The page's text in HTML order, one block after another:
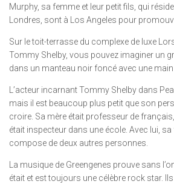
Murphy, sa femme et leur petit fils, qui
Londres, sont à Los Angeles pour
Sur le toit-terrasse du complexe de luxe
Tommy Shelby, vous pouvez imaginer un
dans un manteau noir foncé avec une
L’acteur incarnant Tommy Shelby dans
mais il est beaucoup plus petit que son
croire. Sa mère était professeur de
était inspecteur dans une école. Avec lui,
compose de deux autres personnes.
La musique de Greengenes prouve sans
était et est toujours une célèbre rock star.